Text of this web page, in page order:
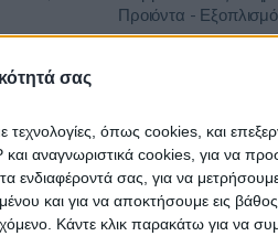
σας
τεχνολογίες, όπως cookies, και
αναγνωριστικά cookies, για να
ενδιαφέροντά σας, για να
και για να αποκτήσουμε εις
Κάντε κλικ παρακάτω για να
Προιόντα -
€
Υγεία - Νοσηλευτικές
Φαρμακευτικές
Προιόντα - Εξοπλισμός